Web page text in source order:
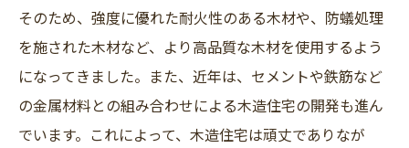
そのため、強度に優れた耐火性のある木材や、防蟻処理
を施された木材など、より高品質な木材を使用するよう
になってきました。また、近年は、セメントや鉄筋など
の金属材料との組み合わせによる木造住宅の開発も進ん
でいます。これによって、木造住宅は頑丈でありなが